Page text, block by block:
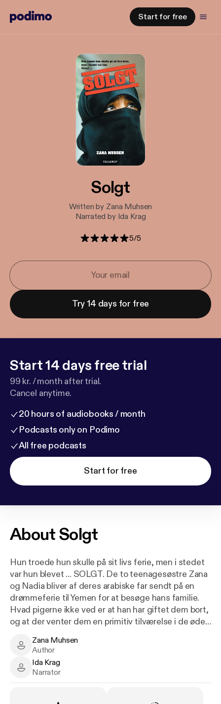
Start for free
Solgt
Written by Zana Muhsen
Narrated by Ida Krag
5/5
Try 14 days for free
Start 14 days free trial
99 kr. / month after trial.
Cancel anytime.
20 hours of audiobooks / month
Podcasts only on Podimo
All free podcasts
Start for free
AboutSolgt
Hun troede hun skulle på sit livs ferie, men i stedet
var hun blevet ... SOLGT. De to teenagesøstre Zana
og Nadia bliver af deres arabiske far sendt på en
drømmeferie til Yemen for at besøge hans familie.
Hvad pigerne ikke ved er at han har giftet dem bort,
og at der venter dem en primitiv tilværelse i de øde
og voldtægt. Først efter otte års kamp lykkedes det
Zana at slippe fri og komme hjem. Dette er hendes
autentiske beretning.
Zana Muhsen - Author
Zana Muhsen
Author
Ida Krag - Narrator
Ida Krag
Narrator